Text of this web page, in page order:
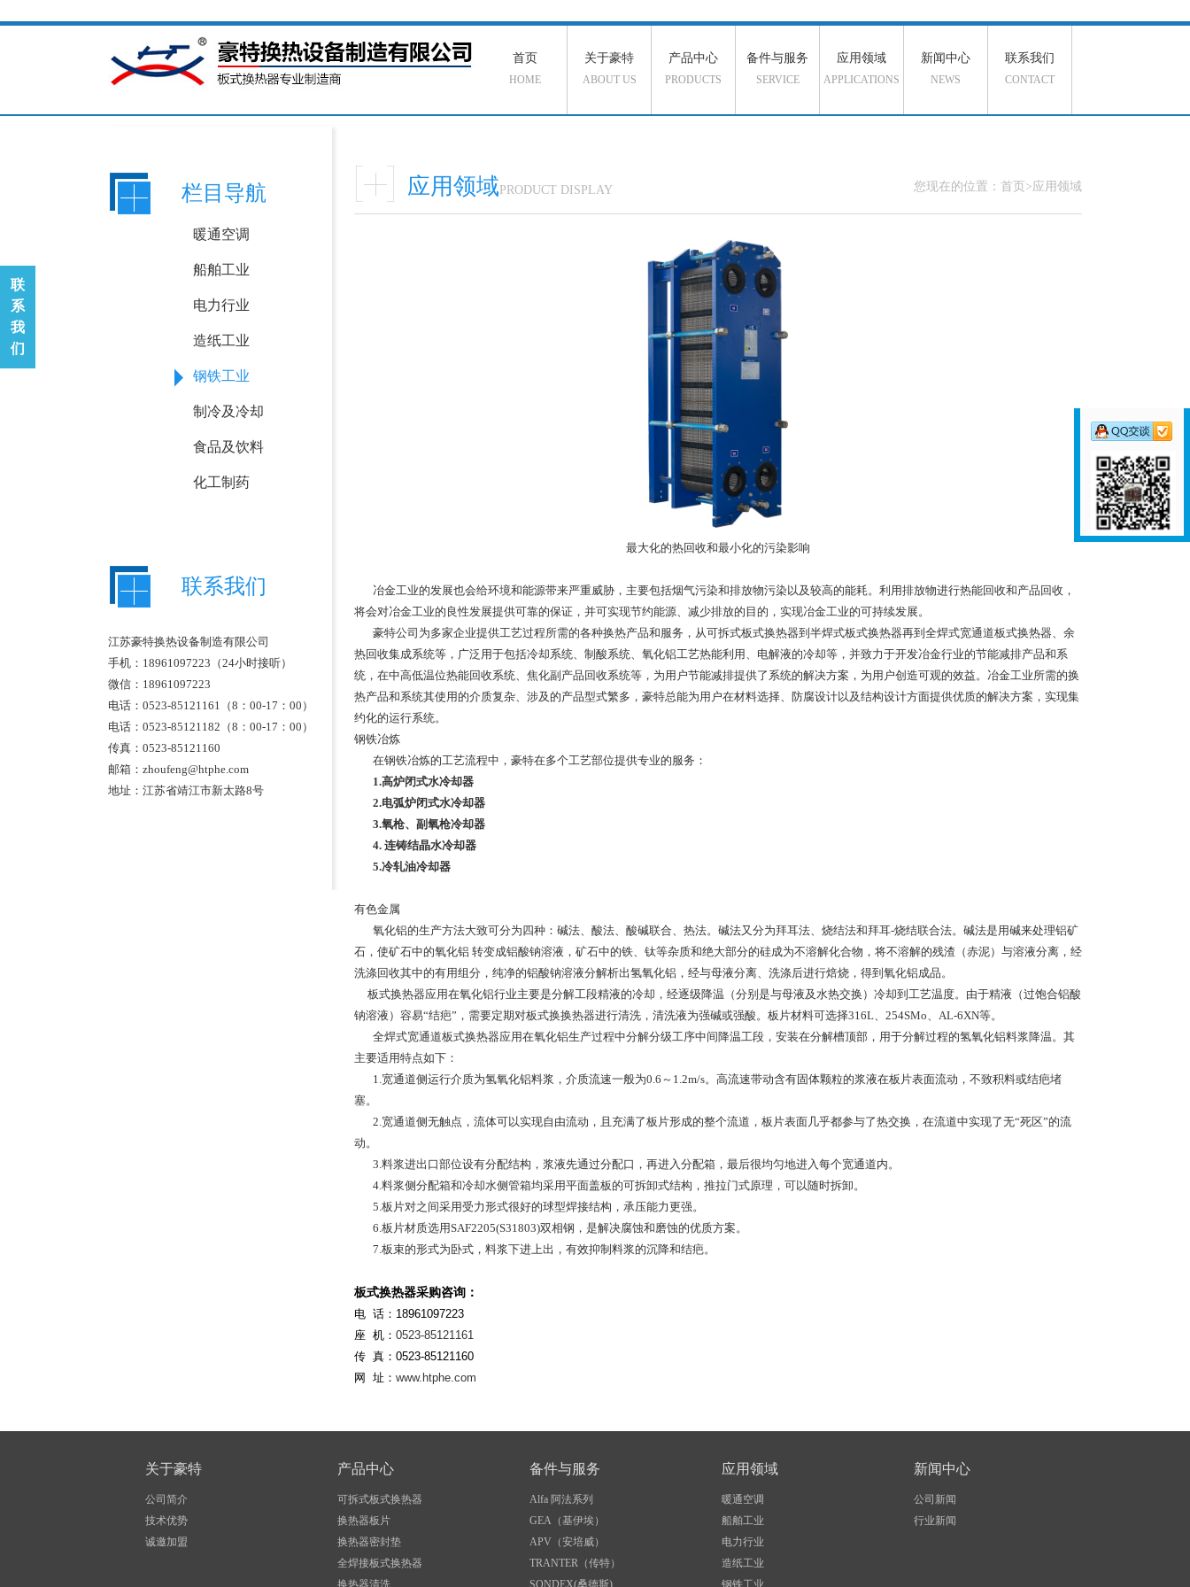
首页
HOME
关于豪特
ABOUT US
产品中心
PRODUCTS
备件与服务
SERVICE
应用领域
APPLICATIONS
新闻中心
NEWS
联系我们
CONTACT
联
系
我
们
栏目导航
暖通空调
船舶工业
电力行业
造纸工业
钢铁工业
制冷及冷却
食品及饮料
化工制药
联系我们
江苏豪特换热设备制造有限公司
手机：18961097223（24小时接听）
微信：18961097223
电话：0523-85121161（8：00-17：00）
电话：0523-85121182（8：00-17：00）
传真：0523-85121160
邮箱：zhoufeng@htphe.com
地址：江苏省靖江市新太路8号
应用领域 PRODUCT DISPLAY 您现在的位置：首页>应用领域
最大化的热回收和最小化的污染影响
冶金工业的发展也会给环境和能源带来严重威胁，主要包括烟气污染和排放物污染以及较高的能耗。利用排放物进行热能回收和产品回收，
将会对冶金工业的良性发展提供可靠的保证，并可实现节约能源、减少排放的目的，实现冶金工业的可持续发展。
豪特公司为多家企业提供工艺过程所需的各种换热产品和服务，从可拆式板式换热器到半焊式板式换热器再到全焊式宽通道板式换热器、余
热回收集成系统等，广泛用于包括冷却系统、制酸系统、氧化铝工艺热能利用、电解液的冷却等，并致力于开发冶金行业的节能减排产品和系
统，在中高低温位热能回收系统、焦化副产品回收系统等，为用户节能减排提供了系统的解决方案，为用户创造可观的效益。冶金工业所需的换
热产品和系统其使用的介质复杂、涉及的产品型式繁多，豪特总能为用户在材料选择、防腐设计以及结构设计方面提供优质的解决方案，实现集
约化的运行系统。
钢铁冶炼
在钢铁冶炼的工艺流程中，豪特在多个工艺部位提供专业的服务：
1.高炉闭式水冷却器
2.电弧炉闭式水冷却器
3.氧枪、副氧枪冷却器
4. 连铸结晶水冷却器
5.冷轧油冷却器
有色金属
氧化铝的生产方法大致可分为四种：碱法、酸法、酸碱联合、热法。碱法又分为拜耳法、烧结法和拜耳-烧结联合法。碱法是用碱来处理铝矿
石，使矿石中的氧化铝 转变成铝酸钠溶液，矿石中的铁、钛等杂质和绝大部分的硅成为不溶解化合物，将不溶解的残渣（赤泥）与溶液分离，经
洗涤回收其中的有用组分，纯净的铝酸钠溶液分解析出氢氧化铝，经与母液分离、洗涤后进行焙烧，得到氧化铝成品。
板式换热器应用在氧化铝行业主要是分解工段精液的冷却，经逐级降温（分别是与母液及水热交换）冷却到工艺温度。由于精液（过饱合铝酸
钠溶液）容易“结疤”，需要定期对板式换换热器进行清洗，清洗液为强碱或强酸。板片材料可选择316L、254SMo、AL-6XN等。
全焊式宽通道板式换热器应用在氧化铝生产过程中分解分级工序中间降温工段，安装在分解槽顶部，用于分解过程的氢氧化铝料浆降温。其
主要适用特点如下：
1.宽通道侧运行介质为氢氧化铝料浆，介质流速一般为0.6～1.2m/s。高流速带动含有固体颗粒的浆液在板片表面流动，不致积料或结疤堵
塞。
2.宽通道侧无触点，流体可以实现自由流动，且充满了板片形成的整个流道，板片表面几乎都参与了热交换，在流道中实现了无“死区”的流
动。
3.料浆进出口部位设有分配结构，浆液先通过分配口，再进入分配箱，最后很均匀地进入每个宽通道内。
4.料浆侧分配箱和冷却水侧管箱均采用平面盖板的可拆卸式结构，推拉门式原理，可以随时拆卸。
5.板片对之间采用受力形式很好的球型焊接结构，承压能力更强。
6.板片材质选用SAF2205(S31803)双相钢，是解决腐蚀和磨蚀的优质方案。
7.板束的形式为卧式，料浆下进上出，有效抑制料浆的沉降和结疤。
板式换热器采购咨询：
电 话：18961097223
座 机： 0523-85121161
传 真：0523-85121160
网 址： www.htphe.com
关于豪特
公司简介
技术优势
诚邀加盟
产品中心
可拆式板式换热器
换热器板片
换热器密封垫
全焊接板式换热器
换热器清洗
备件与服务
Alfa 阿法系列
GEA（基伊埃）
APV（安培威）
TRANTER（传特）
SONDEX(桑德斯)
应用领域
暖通空调
船舶工业
电力行业
造纸工业
钢铁工业
新闻中心
公司新闻
行业新闻